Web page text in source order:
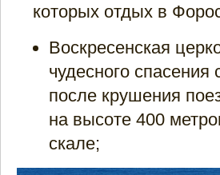
которых отдых в
Воскресенская
чудесного
после крушения
на высоте 400
скале;